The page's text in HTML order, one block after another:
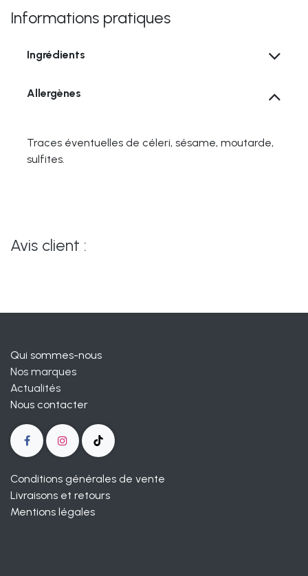
Informations pratiques
Ingrédients
Allergènes
Traces éventuelles de céleri, sésame, moutarde,
sulfites.
Avis client :
Qui sommes-nous
Nos marques
Actualités
Nous contacter
Conditions générales de vente
Livraisons et retours
Mentions légales